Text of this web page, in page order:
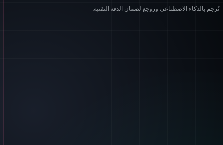
تُرجم بالذكاء الاصطناعي وروجع لضمان الدقة التقنية.